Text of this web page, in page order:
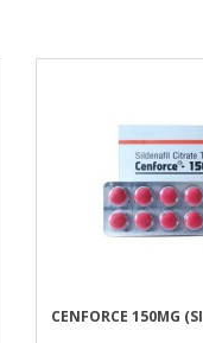
CENFORCE 150MG